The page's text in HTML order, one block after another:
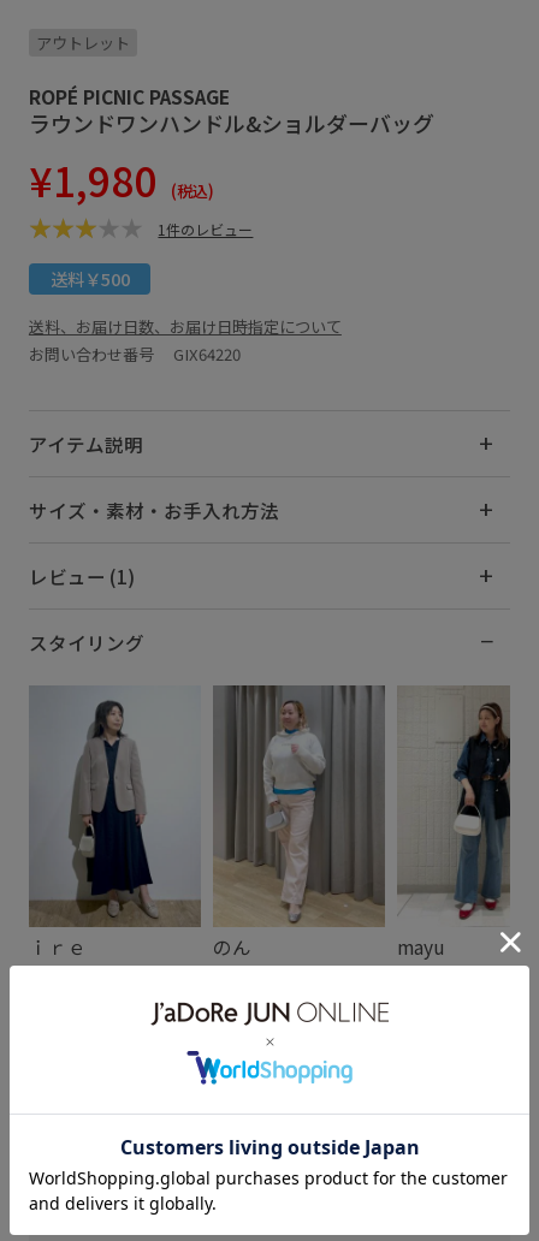
アウトレット
ROPÉ PICNIC PASSAGE
ラウンドワンハンドル&ショルダーバッグ
¥1,980 (税込)
1件のレビュー
送料￥500
送料、お届け日数、お届け日時指定について
お問い合わせ番号 GIX64220
アイテム説明
サイズ・素材・お手入れ方法
レビュー (1)
スタイリング
ｉｒｅ
151cm SIZE:F
のん
159cm SIZE:F
mayu
160cm SIZE:F
コンパクトサイズでセレモニーやフォーマルの席で
も使いやすいデザインです◎
ショルダーベルトが取り外し可能なのでコーディネ